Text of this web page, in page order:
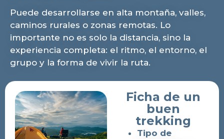
Puede desarrollarse en alta montaña, valles,
caminos rurales o zonas remotas. Lo
importante no es solo la distancia, sino la
experiencia completa: el ritmo, el entorno, el
grupo y la forma de vivir la ruta.
Ficha de un
buen
trekking
Tipo de